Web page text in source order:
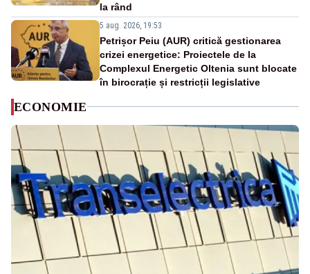
la rând
5 aug. 2026, 19:53
Petrișor Peiu (AUR) critică gestionarea
crizei energetice: Proiectele de la
Complexul Energetic Oltenia sunt blocate
în birocrație și restricții legislative
ECONOMIE